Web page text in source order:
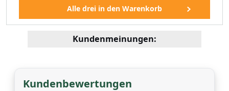
Kundenmeinungen:
Kundenbewertungen